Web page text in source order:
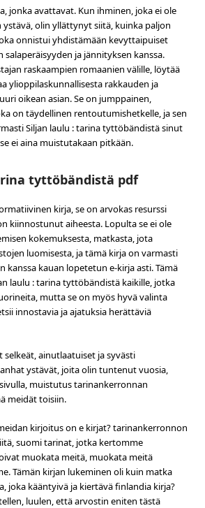
jonka avattavat. Kun ihminen, joka ei ole
olin yllättynyt siitä, kuinka paljon
onnistui yhdistämään kevyttaipuiset
ja jännityksen kanssa.
raskaampien romaanien välille, löytää
ylioppilaskunnallisesta rakkauden ja
oikean asian. Se on jumppainen,
on täydellinen rentoutumishetkelle, ja sen
Siljan laulu : tarina tyttöbändistä sinut
ei aina muistutakaan pitkään.
tyttöbändistä pdf
kirja, se on arvokas resurssi
kiinnostunut aiheesta. Lopulta se ei ole
kokemuksesta, matkasta, jota
luomisesta, ja tämä kirja on varmasti
kanssa kauan lopetetun e-kirja asti. Tämä
laulu : tarina tyttöbändistä kaikille, jotka
mutta se on myös hyvä valinta
innostavia ja ajatuksia herättäviä
selkeät, ainutlaatuiset ja syvästi
ystävät, joita olin tuntenut vuosia,
muistutus tarinankerronnan
meidät toisiin.
kirjoitus on e kirjat? tarinankerronnon
suomi tarinat, jotka kertomme
muokata meitä, muokata meitä
Tämän kirjan lukeminen oli kuin matka
joka kääntyivä ja kiertävä finlandia kirja?
luulen, että arvostin eniten tästä